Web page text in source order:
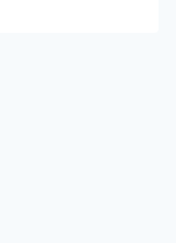
Español